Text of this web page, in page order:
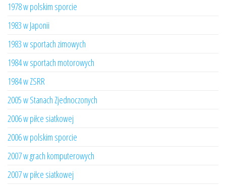
1978 w polskim sporcie
1983 w Japonii
1983 w sportach zimowych
1984 w sportach motorowych
1984 w ZSRR
2005 w Stanach Zjednoczonych
2006 w piłce siatkowej
2006 w polskim sporcie
2007 w grach komputerowych
2007 w piłce siatkowej